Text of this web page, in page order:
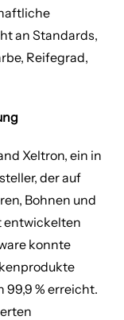
an Standards,
Reifegrad,
Xeltron, ein in
der auf
Bohnen und
entwickelten
konnte
99,9 % erreicht.